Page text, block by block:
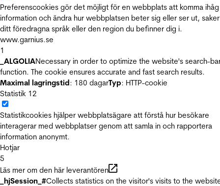
Preferenscookies gör det möjligt för en webbplats att komma ihåg
information och ändra hur webbplatsen beter sig eller ser ut,
ditt föredragna språk eller den region du befinner dig i.
www.garnius.se
1
_ALGOLIANecessary in order to optimize the website's search-
function. The cookie ensures accurate and fast search results.
Maximal lagringstid: 180 dagarTyp: HTTP-cookie
Statistik 12
Statistikcookies hjälper webbplatsägare att förstå hur besökare
interagerar med webbplatser genom att samla in och rapportera
information anonymt.
Hotjar
5
Läs mer om den här leverantören
_hjSession_#Collects statistics on the visitor's visits to the